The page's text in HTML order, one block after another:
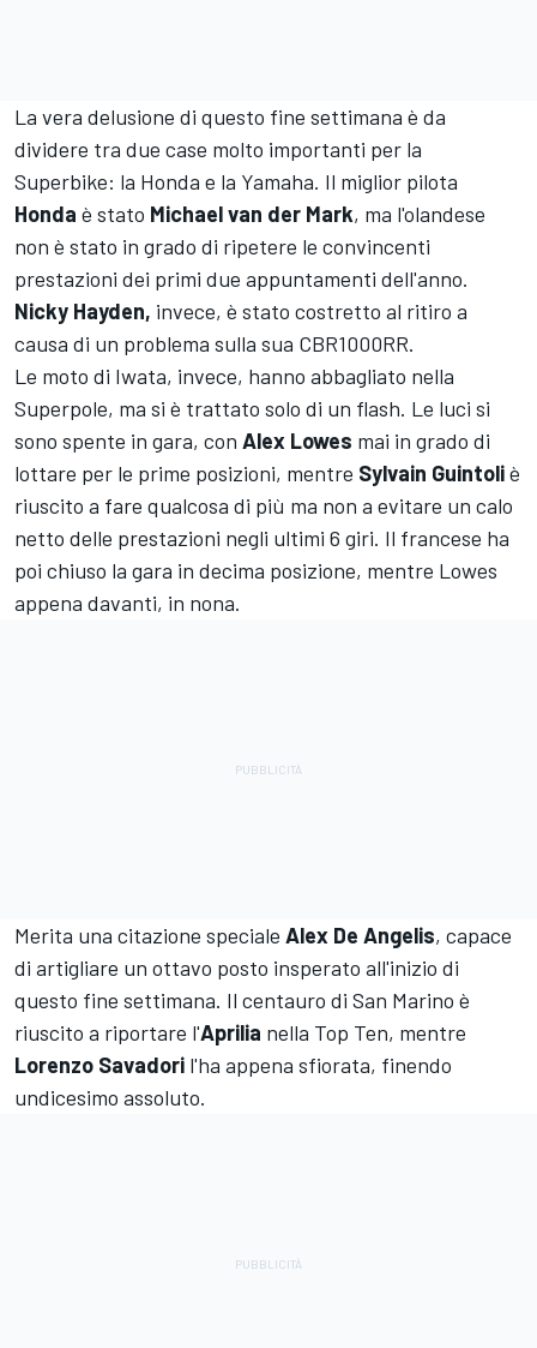
La vera delusione di questo fine settimana è da
dividere tra due case molto importanti per la
Superbike: la Honda e la Yamaha. Il miglior pilota
Honda è stato Michael van der Mark, ma l'olandese
non è stato in grado di ripetere le convincenti
prestazioni dei primi due appuntamenti dell'anno.
Nicky Hayden, invece, è stato costretto al ritiro a
causa di un problema sulla sua CBR1000RR.
Le moto di Iwata, invece, hanno abbagliato nella
Superpole, ma si è trattato solo di un flash. Le luci si
sono spente in gara, con Alex Lowes mai in grado di
lottare per le prime posizioni, mentre Sylvain Guintoliè
riuscito a fare qualcosa di più ma non a evitare un calo
netto delle prestazioni negli ultimi 6 giri. Il francese ha
poi chiuso la gara in decima posizione, mentre Lowes
appena davanti, in nona.
Merita una citazione speciale Alex De Angelis, capace
di artigliare un ottavo posto insperato all'inizio di
questo fine settimana. Il centauro di San Marino è
riuscito a riportare l'Aprilia nella Top Ten, mentre
Lorenzo Savadori l'ha appena sfiorata, finendo
undicesimo assoluto.